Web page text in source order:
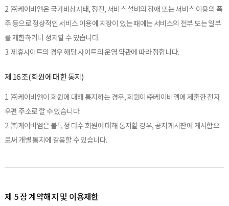
2. ㈜케이비엠은 국가비상사태, 정전, 서비스 설비의 장애 또는 서비스 이용의 폭
주 등으로 정상적인 서비스 이용에 지장이 있는 때에는 서비스의 전부 또는 일부
를 제한하거나 정지할 수 있습니다.
3. 제휴사이트의 경우 해당 사이트의 운영 약관에 따라 정합니다.
제 16 조(회원에 대한 통지)
1. ㈜케이비엠이 회원에 대해 통지하는 경우, 회원이 ㈜케이비엠에 제출한 전자
우편 주소로 할 수 있습니다.
2. ㈜케이비엠은 불특정 다수 회원에 대해 통지할 경우, 공지게시판에 게시함으
로써 개별 통지에 갈음할 수 있습니다.
제 5 장 계약해지 및 이용제한